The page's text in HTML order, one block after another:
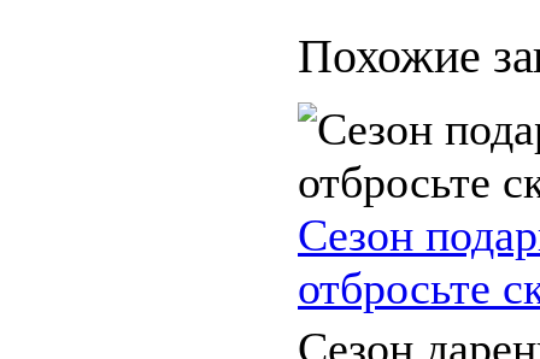
Похожие
Сезон
отбросьте
Сезон